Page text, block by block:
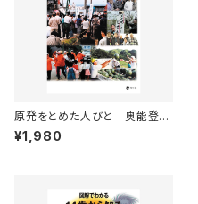
原発をとめた人びと 奥能登・
珠洲 震源地からの伝言
¥1,980